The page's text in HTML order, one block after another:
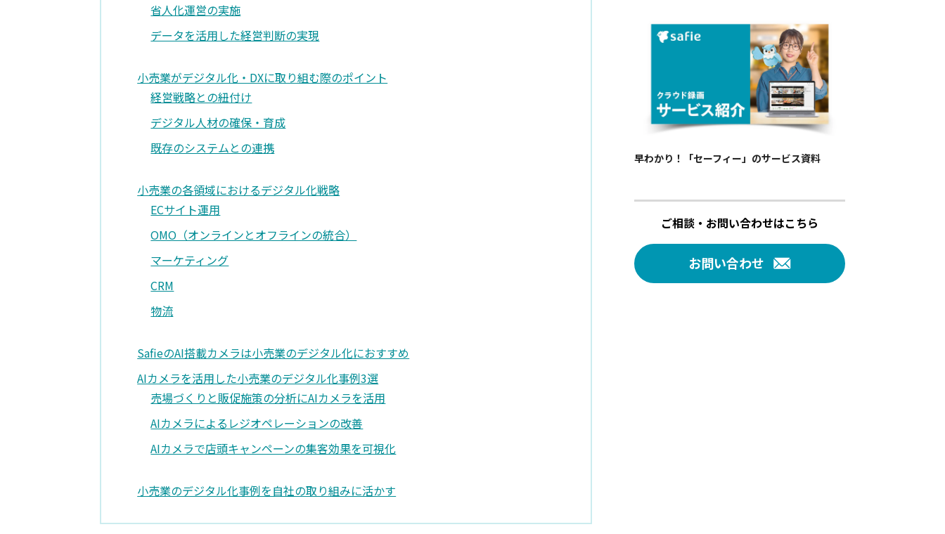
省人化運営の実施
データを活用した経営判断の実現
小売業がデジタル化・DXに取り組む際のポイント
経営戦略との紐付け
デジタル人材の確保・育成
既存のシステムとの連携
小売業の各領域におけるデジタル化戦略
ECサイト運用
OMO（オンラインとオフラインの統合）
マーケティング
CRM
物流
SafieのAI搭載カメラは小売業のデジタル化におすすめ
AIカメラを活用した小売業のデジタル化事例3選
売場づくりと販促施策の分析にAIカメラを活用
AIカメラによるレジオペレーションの改善
AIカメラで店頭キャンペーンの集客効果を可視化
小売業のデジタル化事例を自社の取り組みに活かす
早わかり！「セーフィー」のサービス資料
ご相談・お問い合わせはこちら
お問い合わせ